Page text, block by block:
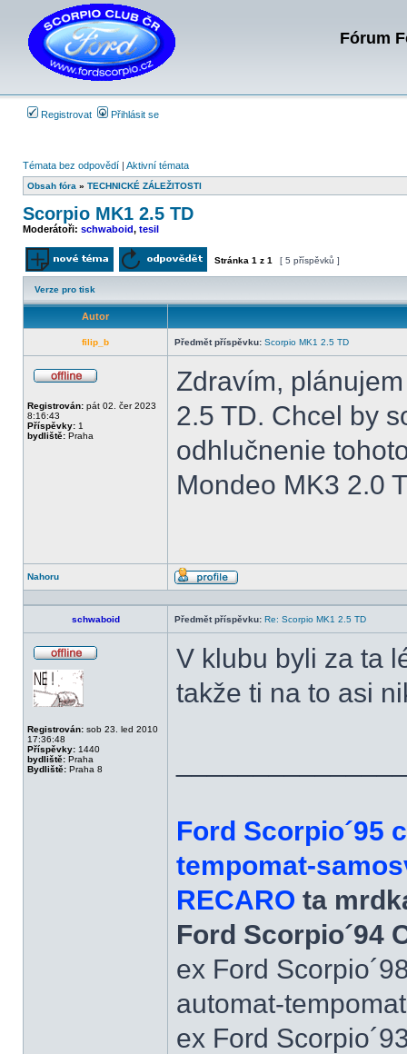
Fórum
Registrovat Přihlásit se
Témata bez odpovědí | Aktivní témata
Obsah fóra » TECHNICKÉ ZÁLEŽITOSTI
Scorpio MK1 2.5 TD
Moderátoři: schwaboid, tesil
Odeslat nové téma Odpovědět na téma
Stránka 1 z 1 [ 5 příspěvků ]
Verze pro tisk
Autor
filip_b Předmět příspěvku: Scorpio MK1 2.5 TD
Registrován: pát 02. čer 2023
8:16:43
Příspěvky: 1
bydliště: Praha
Zdravím,
2.5 TD. Chcel by
odhlučnenie
Mondeo MK3 2.0
Nahoru
Profil
schwaboid Předmět příspěvku: Re: Scorpio MK1 2.5 TD
Registrován: sob 23. led 2010
17:36:48
Příspěvky: 1440
bydliště: Praha
Bydliště: Praha 8
V klubu byli za ta
takže ti na to asi
Ford Scorpio´95
tempomat-
RECARO ta
Ford Scorpio´94
ex Ford
automat-
ex Ford